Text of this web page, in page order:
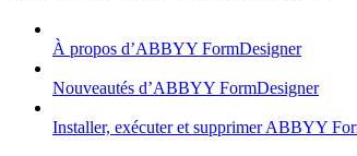
À propos d’ABBYY FormDesigner
Nouveautés d’ABBYY FormDesigner
Installer, exécuter et supprimer ABBYY